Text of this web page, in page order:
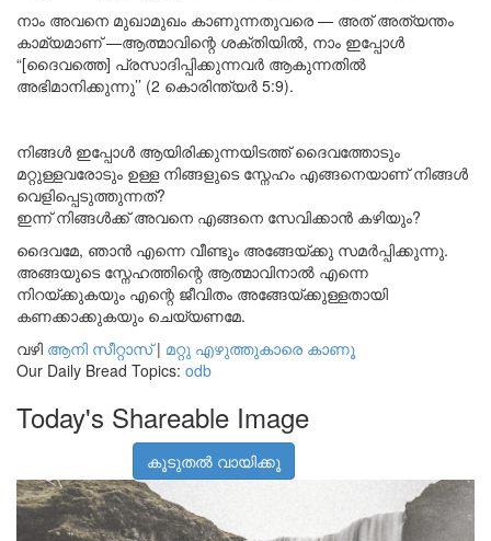
നാം അവനെ മുഖാമുഖം കാണുന്നതുവരെ — അത് അത്യന്തം
കാമ്യമാണ് —ആത്മാവിന്റെ ശക്തിയിൽ, നാം ഇപ്പോൾ
“[ദൈവത്തെ] പ്രസാദിപ്പിക്കുന്നവർ ആകുന്നതിൽ
അഭിമാനിക്കുന്നു’’ (2 കൊരിന്ത്യർ 5:9).
നിങ്ങൾ ഇപ്പോൾ ആയിരിക്കുന്നയിടത്ത് ദൈവത്തോടും
മറ്റുള്ളവരോടും ഉള്ള നിങ്ങളുടെ സ്നേഹം എങ്ങനെയാണ് നിങ്ങൾ
വെളിപ്പെടുത്തുന്നത്?
ഇന്ന് നിങ്ങൾക്ക് അവനെ എങ്ങനെ സേവിക്കാൻ കഴിയും?
ദൈവമേ, ഞാൻ എന്നെ വീണ്ടും അങ്ങേയ്ക്കു സമർപ്പിക്കുന്നു.
അങ്ങയുടെ സ്നേഹത്തിന്റെ ആത്മാവിനാൽ എന്നെ
നിറയ്ക്കുകയും എന്റെ ജീവിതം അങ്ങേയ്ക്കുള്ളതായി
കണക്കാക്കുകയും ചെയ്യണമേ.
വഴി ആനി സീറ്റാസ്| മറ്റു എഴുത്തുകാരെ കാണൂ
Our Daily Bread Topics: odb
Today's Shareable Image
കൂടുതൽ വായിക്കൂ